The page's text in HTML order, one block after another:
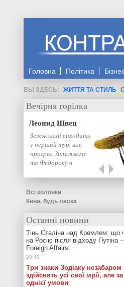
Головна Політика
ЖИТТЯ ТА СТИЛЬ
Вечірня горілка
Леонид Швец
Зеленський виходить
у перший тур, але
програє Залужному
та Федорову в
Всі колонки
Квви, будь ласка
Останні новини
Тінь Сталіна над Кремлем: що
на Росію після відходу Путіна
Foreign Affairs
Три знаки Зодіаку незабаром
здійснять усі свої мрії, але за
однієї умови